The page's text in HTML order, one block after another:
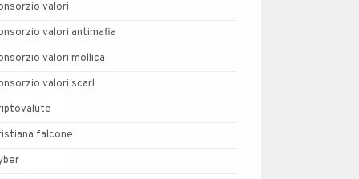
valori
valori antimafia
valori mollica
valori scarl
falcone